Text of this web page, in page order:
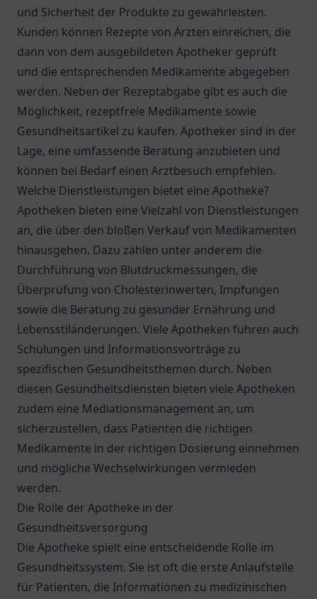
und Sicherheit der Produkte zu gewährleisten.
Kunden können Rezepte von Ärzten einreichen, die
dann von dem ausgebildeten Apotheker geprüft
und die entsprechenden Medikamente abgegeben
werden. Neben der Rezeptabgabe gibt es auch die
Möglichkeit, rezeptfreie Medikamente sowie
Gesundheitsartikel zu kaufen. Apotheker sind in der
Lage, eine umfassende Beratung anzubieten und
können bei Bedarf einen Arztbesuch empfehlen.
Welche Dienstleistungen bietet eine Apotheke?
Apotheken bieten eine Vielzahl von Dienstleistungen
an, die über den bloßen Verkauf von Medikamenten
hinausgehen. Dazu zählen unter anderem die
Durchführung von Blutdruckmessungen, die
Überprüfung von Cholesterinwerten, Impfungen
sowie die Beratung zu gesunder Ernährung und
Lebensstiländerungen. Viele Apotheken führen auch
Schulungen und Informationsvorträge zu
spezifischen Gesundheitsthemen durch. Neben
diesen Gesundheitsdiensten bieten viele Apotheken
zudem eine Mediationsmanagement an, um
sicherzustellen, dass Patienten die richtigen
Medikamente in der richtigen Dosierung einnehmen
und mögliche Wechselwirkungen vermieden
werden.
Die Rolle der Apotheke in der
Gesundheitsversorgung
Die Apotheke spielt eine entscheidende Rolle im
Gesundheitssystem. Sie ist oft die erste Anlaufstelle
für Patienten, die Informationen zu medizinischen